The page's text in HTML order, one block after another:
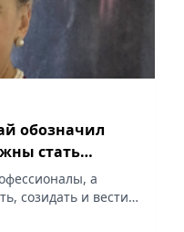
обозначил
стать
–
а
созидать и вести